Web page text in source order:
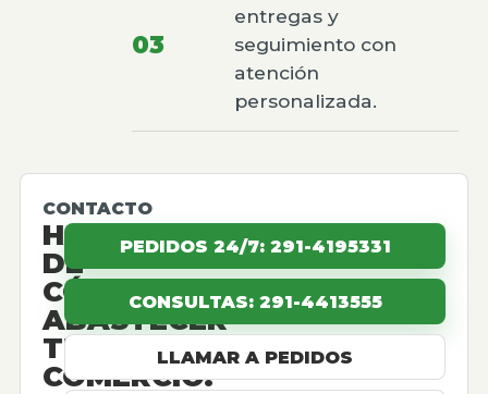
03
entregas y
seguimiento con
atención
personalizada.
CONTACTO
HABLEMOS
DE
CÓMO
ABASTECER
TU
COMERCIO.
PEDIDOS 24/7: 291-4195331
CONSULTAS: 291-4413555
LLAMAR A PEDIDOS